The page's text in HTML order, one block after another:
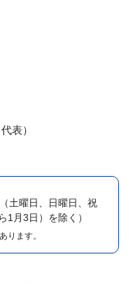
表）
（土曜日、日曜日、祝
1月3日）を除く）
ります。